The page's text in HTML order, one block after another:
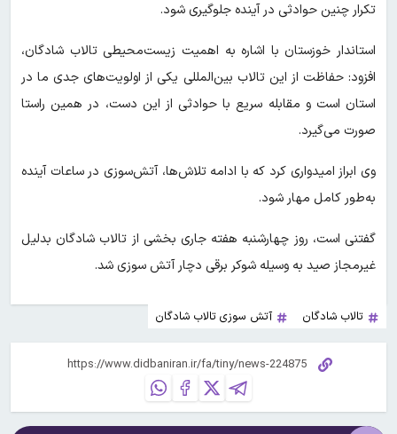
تکرار چنین حوادثی در آینده جلوگیری شود.
استاندار خوزستان با اشاره به اهمیت زیست‌محیطی تالاب شادگان،
افزود: حفاظت از این تالاب بین‌المللی یکی از اولویت‌های جدی ما در
استان است و مقابله سریع با حوادثی از این دست، در همین راستا
صورت می‌گیرد.
وی ابراز امیدواری کرد که با ادامه تلاش‌ها، آتش‌سوزی در ساعات آینده
به‌طور کامل مهار شود.
گفتنی است، روز چهارشنبه هفته جاری بخشی از تالاب شادگان بدلیل
غیرمجاز صید به وسیله شوکر برقی دچار آتش سوزی شد.
تالاب شادگان آتش سوزی تالاب شادگان